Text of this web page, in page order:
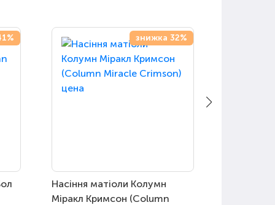
знижка 32%
Насіння матіоли Колумн
Міракл Кримсон (Column